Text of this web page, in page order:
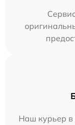
Наш курьер в